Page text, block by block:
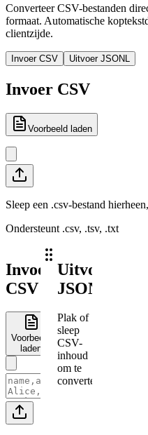
Converteer CSV-bestanden
formaat. Automatische
clientzijde.
Invoer CSV Uitvoer JSONL
Invoer CSV
Voorbeeld laden
Sleep een .csv-bestand
Ondersteunt .csv, .tsv, .txt
Invoer
CSV
Voorbeeld
laden
Uitvoer
JSONL
Plak of
sleep
CSV-
inhoud
om te
converteren